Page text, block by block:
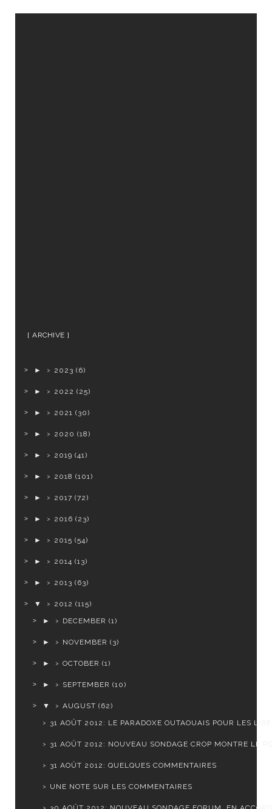
ARCHIVE
► 2023 (6)
► 2022 (25)
► 2021 (30)
► 2020 (18)
► 2019 (41)
► 2018 (101)
► 2017 (72)
► 2016 (23)
► 2015 (54)
► 2014 (13)
► 2013 (63)
▼ 2012 (115)
►
DECEMBER (1)
► NOVEMBER (3)
► OCTOBER (1)
► SEPTEMBER (10)
▼ AUGUST (62)
31 AOÛT 2012: LE PARADOXE OUTAOUAIS POUR LES
31 AOÛT 2012: NOUVEAU SONDAGE CROP MONTRE LE
31 AOÛT 2012: QUELQUES COMMENTAIRES
UNE NOTE SUR LES COMMENTAIRES